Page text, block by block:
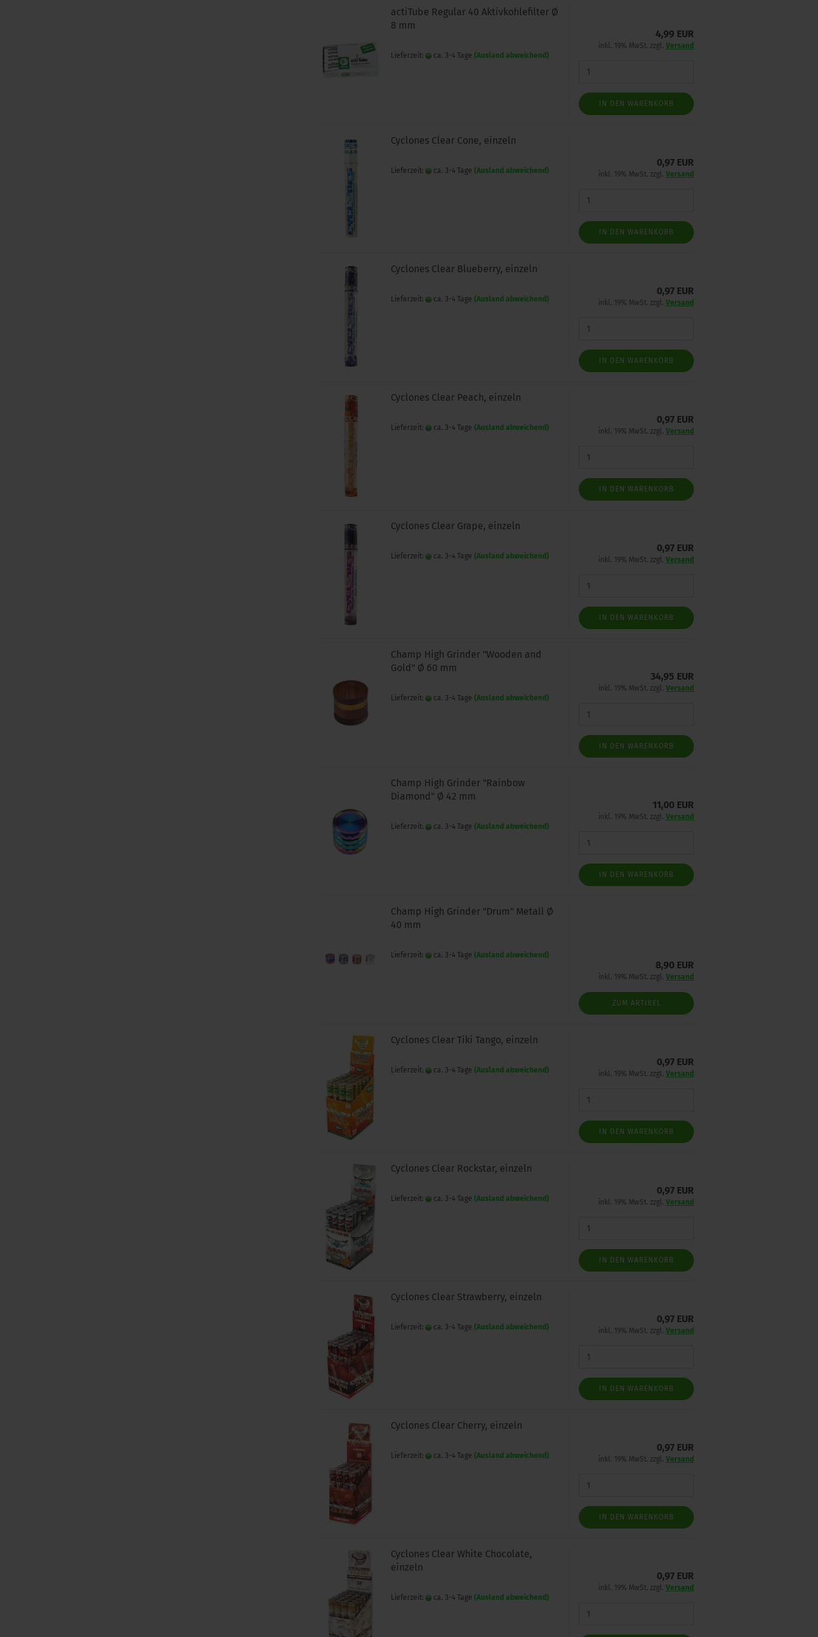
actiTube Regular 40 Aktivkohlefilter Ø
8 mm
Lieferzeit: ca. 3-4 Tage (Ausland abweichend)
4,99 EUR
inkl. 19% MwSt. zzgl.Versand
IN DEN WARENKORB
Cyclones Clear Cone, einzeln
Lieferzeit: ca. 3-4 Tage (Ausland abweichend)
0,97 EUR
inkl. 19% MwSt. zzgl.Versand
IN DEN WARENKORB
Cyclones Clear Blueberry, einzeln
Lieferzeit: ca. 3-4 Tage (Ausland abweichend)
0,97 EUR
inkl. 19% MwSt. zzgl.Versand
IN DEN WARENKORB
Cyclones Clear Peach, einzeln
Lieferzeit: ca. 3-4 Tage (Ausland abweichend)
0,97 EUR
inkl. 19% MwSt. zzgl.Versand
IN DEN WARENKORB
Cyclones Clear Grape, einzeln
Lieferzeit: ca. 3-4 Tage (Ausland abweichend)
0,97 EUR
inkl. 19% MwSt. zzgl.Versand
IN DEN WARENKORB
Champ High Grinder "Wooden and
Gold" Ø 60 mm
Lieferzeit: ca. 3-4 Tage (Ausland abweichend)
34,95 EUR
inkl. 19% MwSt. zzgl.Versand
IN DEN WARENKORB
Champ High Grinder "Rainbow
Diamond" Ø 42 mm
Lieferzeit: ca. 3-4 Tage (Ausland abweichend)
11,00 EUR
inkl. 19% MwSt. zzgl.Versand
IN DEN WARENKORB
Champ High Grinder "Drum" Metall Ø
40 mm
Lieferzeit: ca. 3-4 Tage (Ausland abweichend)
8,90 EUR
inkl. 19% MwSt. zzgl.Versand
ZUM ARTIKEL
Cyclones Clear Tiki Tango, einzeln
Lieferzeit: ca. 3-4 Tage (Ausland abweichend)
0,97 EUR
inkl. 19% MwSt. zzgl.Versand
IN DEN WARENKORB
Cyclones Clear Rockstar, einzeln
Lieferzeit: ca. 3-4 Tage (Ausland abweichend)
0,97 EUR
inkl. 19% MwSt. zzgl.Versand
IN DEN WARENKORB
Cyclones Clear Strawberry, einzeln
Lieferzeit: ca. 3-4 Tage (Ausland abweichend)
0,97 EUR
inkl. 19% MwSt. zzgl.Versand
IN DEN WARENKORB
Cyclones Clear Cherry, einzeln
Lieferzeit: ca. 3-4 Tage (Ausland abweichend)
0,97 EUR
inkl. 19% MwSt. zzgl.Versand
IN DEN WARENKORB
Cyclones Clear White Chocolate,
einzeln
Lieferzeit: ca. 3-4 Tage (Ausland abweichend)
0,97 EUR
inkl. 19% MwSt. zzgl.Versand